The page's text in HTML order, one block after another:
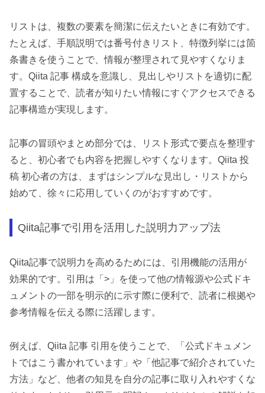
リストは、複数の要素を簡潔に伝えたいときに有効です。
たとえば、手順説明では番号付きリスト、特徴列挙には箇
条書きを使うことで、情報が整理されて見やすくなりま
す。Qiita 記事 構成を意識し、見出しやリストを適切に配
置することで、読者が知りたい情報にすぐアクセスできる
記事構造が実現します。
記事の冒頭やまとめ部分では、リスト形式で要点を整理す
ると、初心者でも内容を把握しやすくなります。Qiita 投
稿 初心者の方は、まずはシンプルな見出し・リストから
始めて、徐々に応用していくのがおすすめです。
Qiita記事で引用を活用した説明力アップ法
Qiita記事で説明力を高めるためには、引用機能の活用が
効果的です。引用は「>」を使って他の情報源や公式ドキ
ュメントの一部を明示的に示す際に便利で、読者に根拠や
参考情報を伝える際に活躍します。
例えば、Qiita 記事 引用を使うことで、「公式ドキュメン
トではこう書かれています」や「他記事で紹介されていた
方法」など、他者の知見を自分の記事に取り入れやすくな